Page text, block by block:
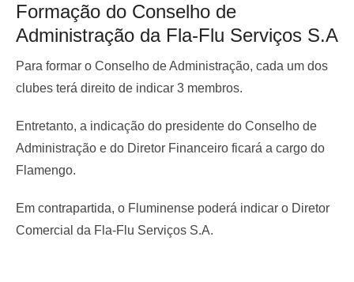
Formação do Conselho de
Administração da Fla-Flu Serviços S.A
Para formar o Conselho de Administração, cada um dos
clubes terá direito de indicar 3 membros.
Entretanto, a indicação do presidente do Conselho de
Administração e do Diretor Financeiro ficará a cargo do
Flamengo.
Em contrapartida, o Fluminense poderá indicar o Diretor
Comercial da Fla-Flu Serviços S.A.